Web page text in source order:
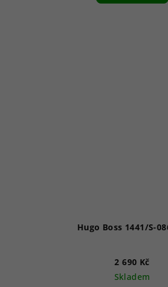
Hugo Boss 1441/S-
2 690 Kč
Skladem